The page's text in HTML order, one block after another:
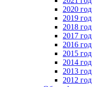
2020 год
2019 год
2018 год
2017 год
2016 год
2015 год
2014 год
2013 год
2012 год